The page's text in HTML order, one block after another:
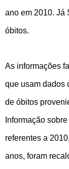
ano em 2010. Já
óbitos.
As informações
que usam dados
de óbitos
Informação
referentes a
anos, foram